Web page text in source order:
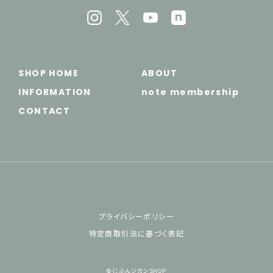
SHOP HOME
ABOUT
INFORMATION
note membership
CONTACT
プライバシーポリシー
特定商取引法に基づく表記
© じぶんジカンSHOP